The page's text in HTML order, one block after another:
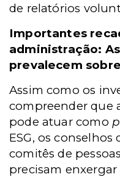
de relatórios
Importantes
administração:
prevalecem
Assim como os
compreender que
pode atuar como
ESG, os
comitês de
precisam